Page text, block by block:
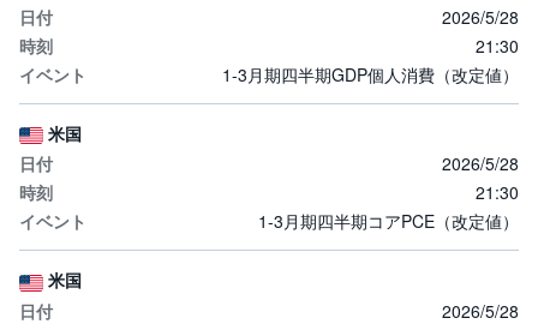
2026/5/28
21:30
1-3月期四半期GDP個人消費（改定値）
米国
2026/5/28
21:30
1-3月期四半期コアPCE（改定値）
米国
2026/5/28